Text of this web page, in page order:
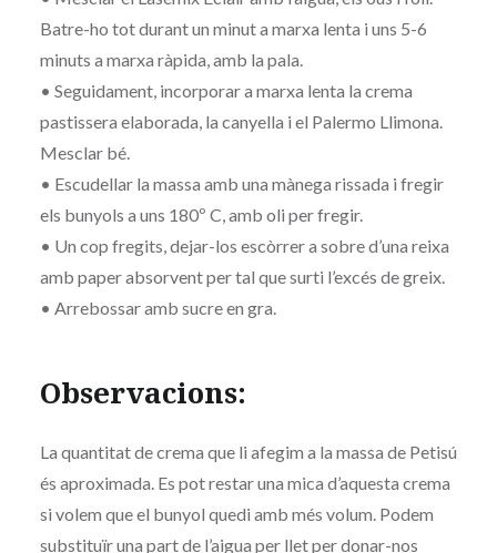
Batre-ho tot durant un minut a marxa lenta i uns 5-6
minuts a marxa ràpida, amb la pala.
• Seguidament, incorporar a marxa lenta la crema
pastissera elaborada, la canyella i el Palermo Llimona.
Mesclar bé.
• Escudellar la massa amb una mànega rissada i fregir
els bunyols a uns 180º C, amb oli per fregir.
• Un cop fregits, dejar-los escòrrer a sobre d’una reixa
amb paper absorvent per tal que surti l’excés de greix.
• Arrebossar amb sucre en gra.
Observacions:
La quantitat de crema que li afegim a la massa de Petisú
és aproximada. Es pot restar una mica d’aquesta crema
si volem que el bunyol quedi amb més volum. Podem
substituïr una part de l’aigua per llet per donar-nos